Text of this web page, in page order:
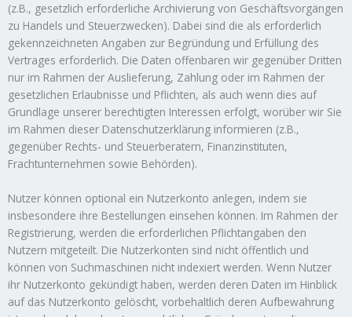
(z.B., gesetzlich erforderliche Archivierung von Geschäftsvorgängen
zu Handels und Steuerzwecken). Dabei sind die als erforderlich
gekennzeichneten Angaben zur Begründung und Erfüllung des
Vertrages erforderlich. Die Daten offenbaren wir gegenüber Dritten
nur im Rahmen der Auslieferung, Zahlung oder im Rahmen der
gesetzlichen Erlaubnisse und Pflichten, als auch wenn dies auf
Grundlage unserer berechtigten Interessen erfolgt, worüber wir Sie
im Rahmen dieser Datenschutzerklärung informieren (z.B.,
gegenüber Rechts- und Steuerberatern, Finanzinstituten,
Frachtunternehmen sowie Behörden).
Nutzer können optional ein Nutzerkonto anlegen, indem sie
insbesondere ihre Bestellungen einsehen können. Im Rahmen der
Registrierung, werden die erforderlichen Pflichtangaben den
Nutzern mitgeteilt. Die Nutzerkonten sind nicht öffentlich und
können von Suchmaschinen nicht indexiert werden. Wenn Nutzer
ihr Nutzerkonto gekündigt haben, werden deren Daten im Hinblick
auf das Nutzerkonto gelöscht, vorbehaltlich deren Aufbewahrung